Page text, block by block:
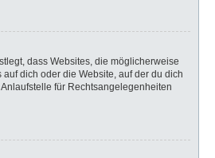
dass Websites, die möglicherweise
dich oder die Website, auf der du dich
für Rechtsangelegenheiten